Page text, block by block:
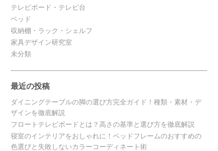
テレビボード・テレビ台
ベッド
収納棚・ラック・シェルフ
家具デザイン研究室
未分類
最近の投稿
ダイニングテーブルの脚の選び方完全ガイド！種類・素材・デ
ザインを徹底解説
フロートテレビボードとは？高さの基準と選び方を徹底解説
寝室のインテリアをおしゃれに！ベッドフレームのおすすめの
色選びと失敗しないカラーコーディネート術